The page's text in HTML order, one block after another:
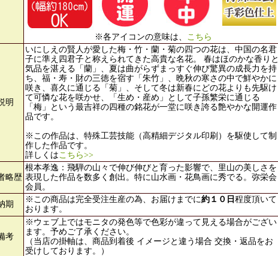
※各アイコンの意味は、 こちら
明
いにしえの賢人が愛した梅・竹・蘭・菊の四つの花は、中国の名君
子に準え四君子と称えられてきた高貴な名花。 春はほのかな香りと
気品を湛える「蘭」、夏は曲がらずまっすぐ伸び驚異の成長力を持
ち、福・寿・財の三徳を宿す「朱竹」、晩秋の寒さの中で鮮やかに
咲き、喜久に通じる「菊」、そして冬は新春にどの花よりも先駆け
て可憐な花を咲かせ、「生め・産め」として子孫繁栄に通じる
「梅」という最吉祥の四種の銘花が一堂に咲き誇る艶やかな開運作
品です。
※この作品は、特殊工芸技能（高精細デジタル印刷）を駆使して制
作した作品です。
詳しくはこちら>>
略歴
根本孝逸：飛騨の山々で伸び伸びと育った影響で、里山の美しさを
表現した作品を数多く創出。特に山水画・花鳥画に秀でる。弥栄会
会員。
期
※この商品は完全受注生産の為、お届けまでに約１０日 程度頂いて
おります。
考
※ウェブ上ではモニタの発色等で色彩が違って見える場合がござい
ます。予めご了承ください。
（当店の掛軸は、商品到着後 イメージと違う場合 交換・返品をお
受けしております。）